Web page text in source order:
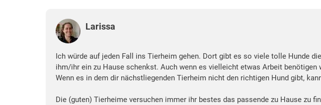
Larissa
Ich würde auf jeden Fall ins Tierheim gehen. Dort gibt es so viele tolle Hunde
ihm/ihr ein zu Hause schenkst. Auch wenn es vielleicht etwas Arbeit benötigen
Wenn es in dem dir nächstliegenden Tierheim nicht den richtigen Hund gibt,
Die (guten) Tierheime versuchen immer ihr bestes das passende zu Hause zu